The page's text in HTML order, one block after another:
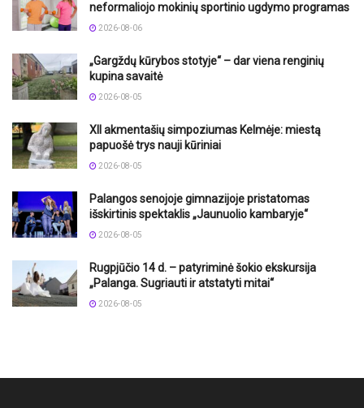
neformaliojo mokinių sportinio ugdymo programas
2026-08-06
„Gargždų kūrybos stotyje“ – dar viena renginių
kupina savaitė
2026-08-05
XII akmentašių simpoziumas Kelmėje: miestą
papuošė trys nauji kūriniai
2026-08-05
Palangos senojoje gimnazijoje pristatomas
išskirtinis spektaklis „Jaunuolio kambaryje“
2026-08-05
Rugpjūčio 14 d. – patyriminė šokio ekskursija
„Palanga. Sugriauti ir atstatyti mitai“
2026-08-05